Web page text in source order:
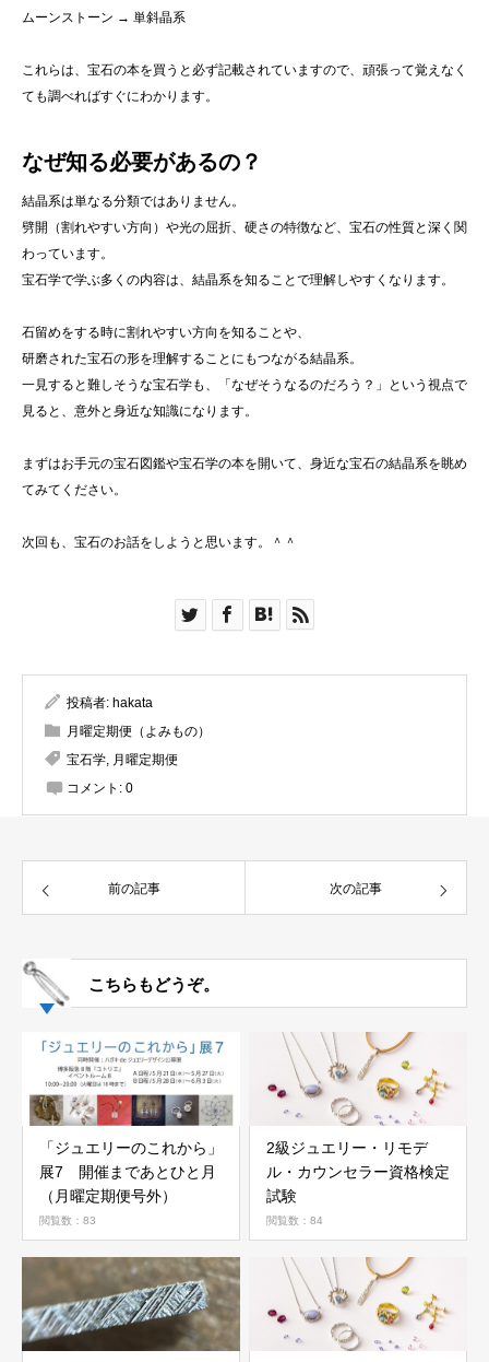
ムーンストーン → 単斜晶系
これらは、宝石の本を買うと必ず記載されていますので、頑張って覚えなく
ても調べればすぐにわかります。
なぜ知る必要があるの？
結晶系は単なる分類ではありません。
劈開（割れやすい方向）や光の屈折、硬さの特徴など、宝石の性質と深く関
わっています。
宝石学で学ぶ多くの内容は、結晶系を知ることで理解しやすくなります。
石留めをする時に割れやすい方向を知ることや、
研磨された宝石の形を理解することにもつながる結晶系。
一見すると難しそうな宝石学も、「なぜそうなるのだろう？」という視点で
見ると、意外と身近な知識になります。
まずはお手元の宝石図鑑や宝石学の本を開いて、身近な宝石の結晶系を眺め
てみてください。
次回も、宝石のお話をしようと思います。＾＾
投稿者: hakata
月曜定期便（よみもの）
宝石学, 月曜定期便
コメント: 0
前の記事 次の記事
こちらもどうぞ。
「ジュエリーのこれから」
展7 開催まであとひと月
（月曜定期便号外）
閲覧数：83
2級ジュエリー・リモデ
ル・カウンセラー資格検定
試験
閲覧数：84